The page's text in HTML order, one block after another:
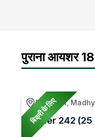
पुराना आयशर
बिक्री के लिए
Majhauli,
Eicher 242 (25